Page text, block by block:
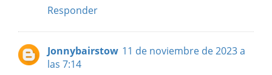
Responder
Jonnybairstow 11 de noviembre de 2023 a
las 7:14